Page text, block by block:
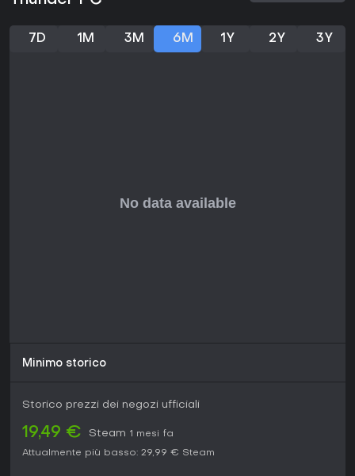
7D 1M 3M 6M 1Y 2Y 3Y
Minimo storico
Storico prezzi dei negozi ufficiali
19,49 € Steam 1 mesi fa
Attualmente più basso: 29,99 € Steam